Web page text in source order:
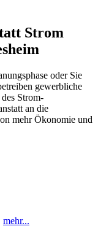
Strom
oder Sie
gewerbliche
Strom-
an die
mehr Ökonomie und
mehr...